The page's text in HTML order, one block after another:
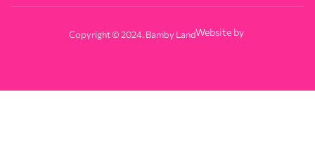
Copyright © 2024. Bamby LandWebsite by